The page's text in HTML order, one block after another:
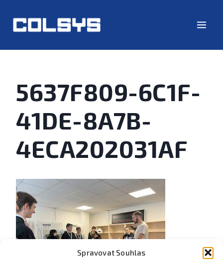
Spravovat Souhlas
5637F809-6C1F-
41DE-8A7B-
4ECA202031AF